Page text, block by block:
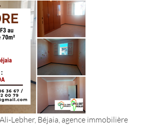
Lebher, Béjaia, agence immobilière